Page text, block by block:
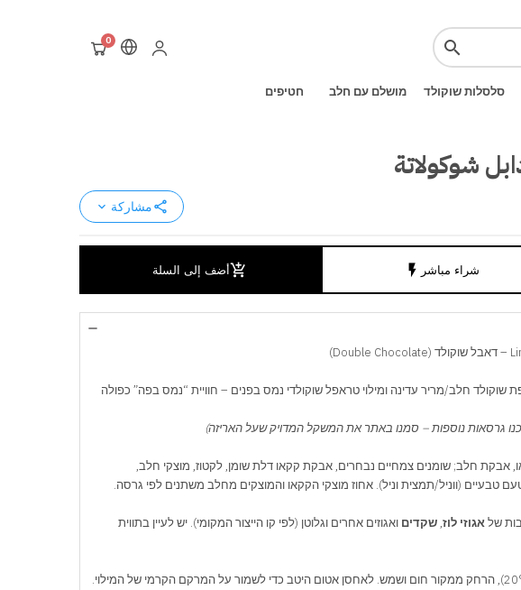
search
0
סלסלות שוקולד מושלם עם חלב חטיפים
شوكولاتة
shareمشاركة keyboard_arrow_down
add_shopping_cartأضف إلى السلة flash_on شراء مباشر
remove
חלב/מריר עדינה ומילוי טראפל שוקולדי נמס בפנים – חוויית “נמס בפה” כפולה
גרסאות נוספות – סמנו באתר את המשקל המדויק שעל האריזה)
חלב; שומנים צמחיים נבחרים, אבקת קקאו דלת שומן, לקטוז, מוצקי חלב,
טעם טבעיים (ווניל/תמצית וניל). אחוז מוצקי הקקאו והמוצקים מחלב משתנים לפי גרסה.
שלאגוזי לוז,שקדים ואגוזים אחרים וגלוטן (לפי קו הייצור המקומי). יש לעיין בתווית